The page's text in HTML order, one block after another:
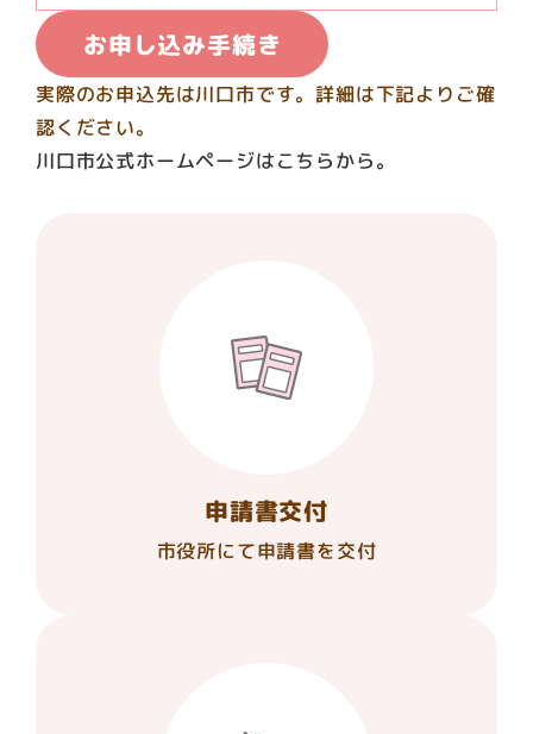
お申し込み手続き
実際のお申込先は川口市です。詳細は下記よりご確
認ください。
川口市公式ホームページはこちらから。
申請書交付
市役所にて申請書を交付